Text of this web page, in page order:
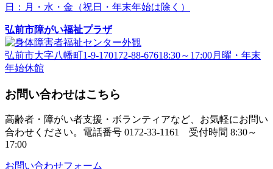
日：月・水・金（祝日・年末年始は除く）
弘前市障がい福祉プラザ
弘前市大字八幡町1-9-170172-88-67618:30～17:00月曜・年末
年始休館
お問い合わせはこちら
高齢者・障がい者支援・ボランティアなど、お気軽にお問い
合わせください。電話番号 0172-33-1161 受付時間 8:30～
17:00
お問い合わせフォーム